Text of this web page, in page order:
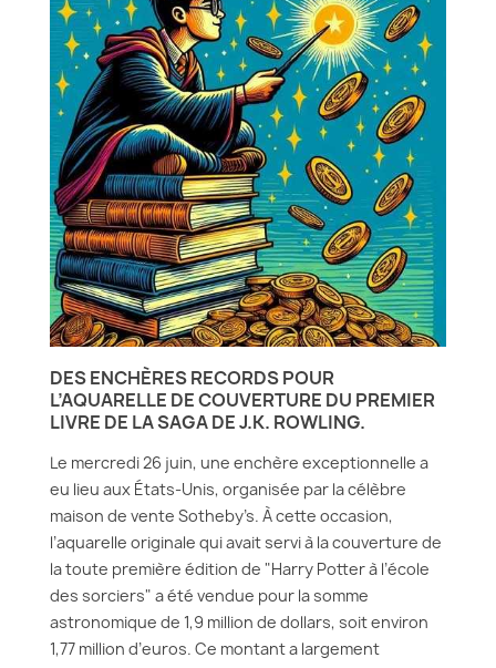
DES ENCHÈRES RECORDS POUR
L’AQUARELLE DE COUVERTURE DU PREMIER
LIVRE DE LA SAGA DE J.K. ROWLING.
Le mercredi 26 juin, une enchère exceptionnelle a
eu lieu aux États-Unis, organisée par la célèbre
maison de vente Sotheby’s. À cette occasion,
l’aquarelle originale qui avait servi à la couverture de
la toute première édition de "Harry Potter à l’école
des sorciers" a été vendue pour la somme
astronomique de 1,9 million de dollars, soit environ
1,77 million d’euros. Ce montant a largement